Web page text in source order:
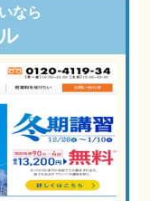
なら